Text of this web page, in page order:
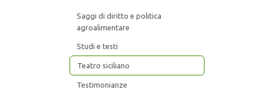
Saggi di diritto e politica
agroalimentare
Studi e testi
Teatro siciliano
Testimonianze
€ 17,10
€ 18,00